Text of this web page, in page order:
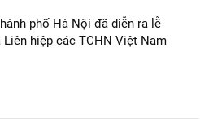
phố Hà Nội đã diễn ra lễ
hiệp các TCHN Việt Nam